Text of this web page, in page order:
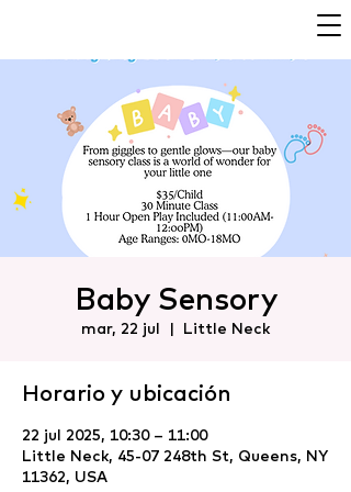
Baby Sensory
mar, 22 jul
  |
Little Neck
Horario y ubicación
22 jul 2025, 10:30 – 11:00
Little Neck, 45-07 248th St, Queens, NY
11362, USA